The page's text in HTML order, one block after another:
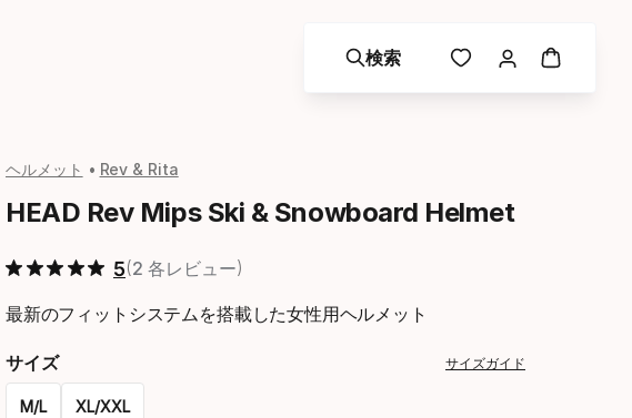
検索
ヘルメット Rev & Rita
HEAD Rev Mips Ski & Snowboard Helmet
5 2 各レビュー
最新のフィットシステムを搭載した女性用ヘルメット
サイズ サイズガイド
M/L XL/XXL